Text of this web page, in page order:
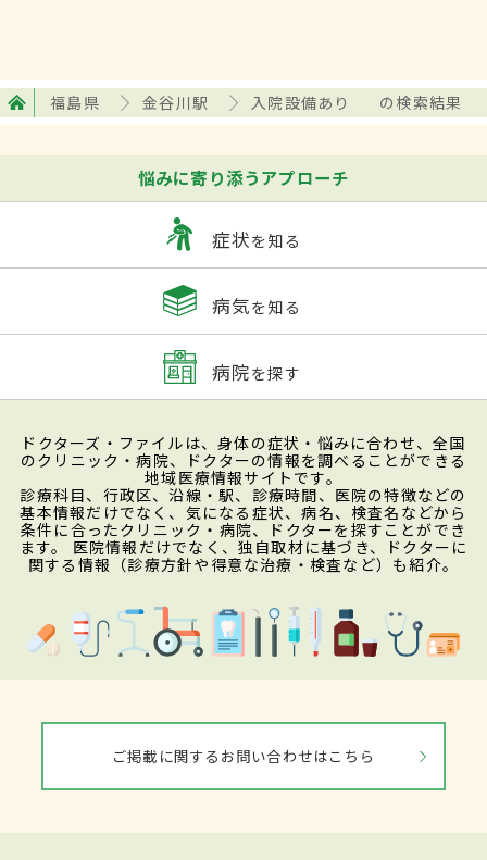
福島県 金谷川駅 入院設備あり の検索結果
悩みに寄り添うアプローチ
症状を知る
病気を知る
病院を探す
ドクターズ・ファイルは、身体の症状・悩みに合わせ、全国
のクリニック・病院、ドクターの情報を調べることができる
地域医療情報サイトです。
診療科目、行政区、沿線・駅、診療時間、医院の特徴などの
基本情報だけでなく、気になる症状、病名、検査名などから
条件に合ったクリニック・病院、ドクターを探すことができ
ます。 医院情報だけでなく、独自取材に基づき、ドクターに
関する情報（診療方針や得意な治療・検査など）も紹介。
ご掲載に関するお問い合わせはこちら